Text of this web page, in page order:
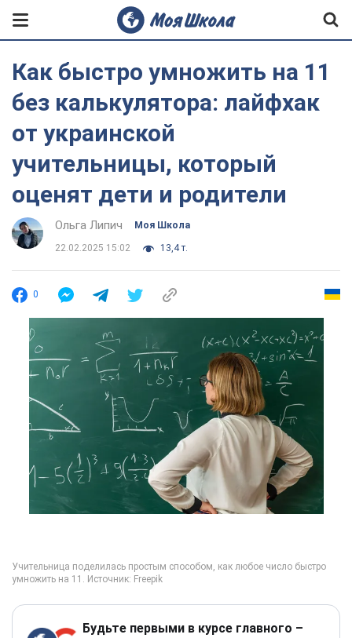
Как быстро умножить на 11
без калькулятора: лайфхак
от украинской
учительницы, который
оценят дети и родители
Ольга Липич Моя Школа
22.02.2025 15:02 13,4 т.
0
Будьте первыми в курсе главного –